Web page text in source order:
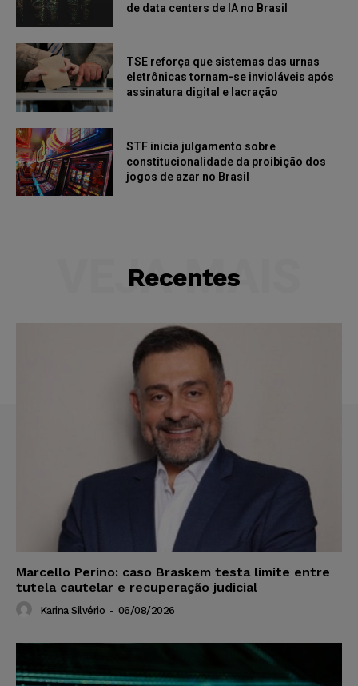
de data centers de IA no Brasil
TSE reforça que sistemas das urnas
eletrônicas tornam-se invioláveis após
assinatura digital e lacração
STF inicia julgamento sobre
constitucionalidade da proibição dos
jogos de azar no Brasil
Recentes
VEJA MAIS
Marcello Perino: caso Braskem testa limite entre
tutela cautelar e recuperação judicial
Karina Silvério - 06/08/2026